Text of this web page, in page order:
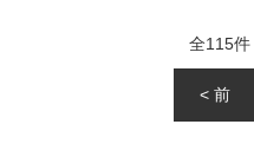
全115件
< 前